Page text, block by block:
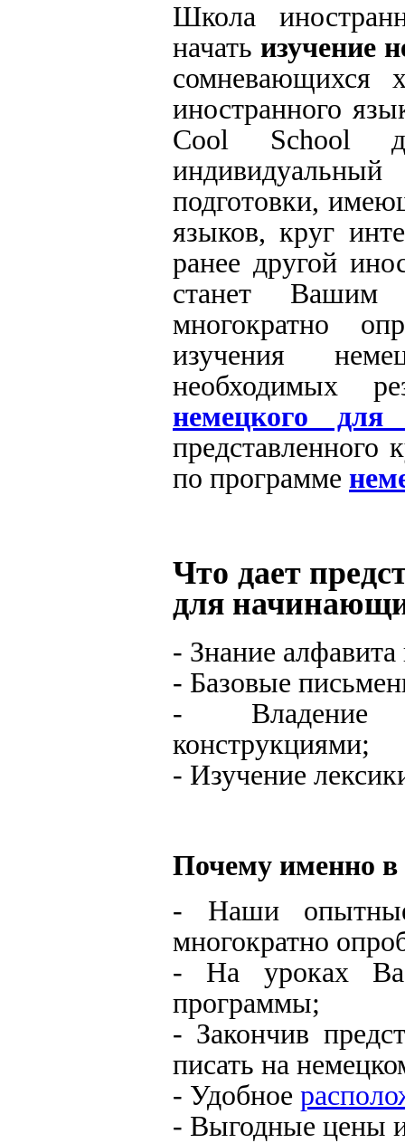
Школа
начатьизучение
сомневающихся
иностранного
Cool School
подготовки,
языков, круг
ранее другой
станет
многократно
изучения
необходимых
немецкого для
по программе
Что дает
для
- Знание
- Базовые
- Владение
конструкциями;
- Изучение
Почему именно в
- Наши
многократно
- На уроках
программы;
- Закончив
писать на
- Удобное
- Выгодные цены